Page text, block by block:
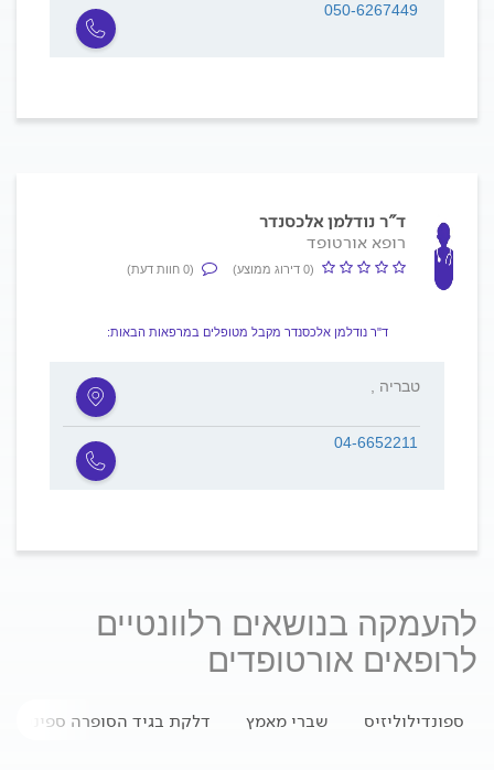
050-6267449
ד"ר נודלמן אלכסנדר
רופא אורטופד
(0 דירוג ממוצע) (0 חוות דעת)
ד"ר נודלמן אלכסנדר מקבל מטופלים במרפאות הבאות:
, טבריה
04-6652211
להעמקה בנושאים רלוונטיים
לרופאים אורטופדים
ספונדילוליזיס שברי מאמץ דלקת בגיד הסופרה